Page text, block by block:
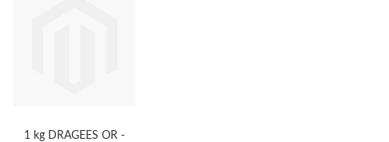
1 kg DRAGEES OR -